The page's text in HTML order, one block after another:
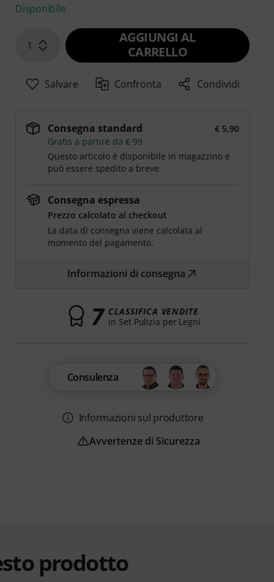
Disponibile
1
AGGIUNGI AL
CARRELLO
Salvare Confronta Condividi
Consegna standard
€ 5,90
Gratis a partire da € 99
Questo articolo è disponibile in magazzino e
può essere spedito a breve.
Consegna espressa
Prezzo calcolato al checkout
La data di consegna viene calcolata al
momento del pagamento.
Informazioni di consegna
7 CLASSIFICA VENDITE
in Set Pulizia per Legni
Consulenza
Informazioni sul produttore
Avvertenze di Sicurezza
prodotto